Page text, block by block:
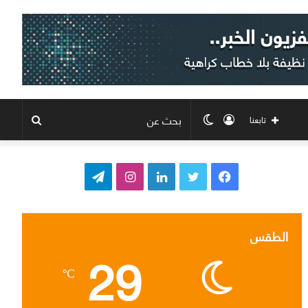
الوضع
المظلم
تسجيل
الدخول
تابعنا
ف
ب
و
ت
ق
ت
ر
الطقس 29
℃